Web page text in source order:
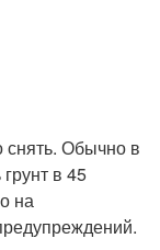
на дачу
снять. Обычно в
в 45
на